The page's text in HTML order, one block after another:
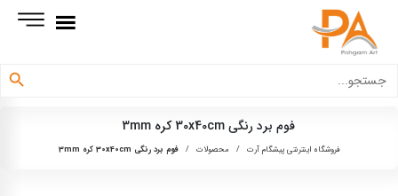
برای:
دکمه جستجو
فوم برد رنگی 30x40cm کره 3mm
فروشگاه اینترنتی پیشگام آرت / محصولات / فوم برد رنگی 30x40cm کره 3mm